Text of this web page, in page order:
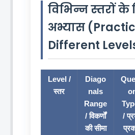
विभिन्न स्तरों के
अभ्यास
Different
Level /
स्तर
Diago
nals
Range
/ विकर्णों
की सीमा
/